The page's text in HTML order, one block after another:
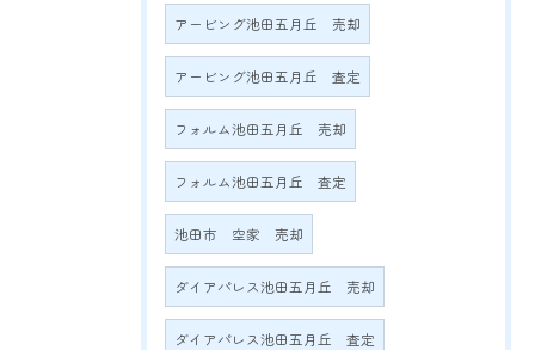
アービング池田五月丘 売却
アービング池田五月丘 査定
フォルム池田五月丘 売却
フォルム池田五月丘 査定
池田市 空家 売却
ダイアパレス池田五月丘 売却
ダイアパレス池田五月丘 査定